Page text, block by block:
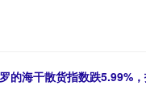
的海干散货指数跌5.99%